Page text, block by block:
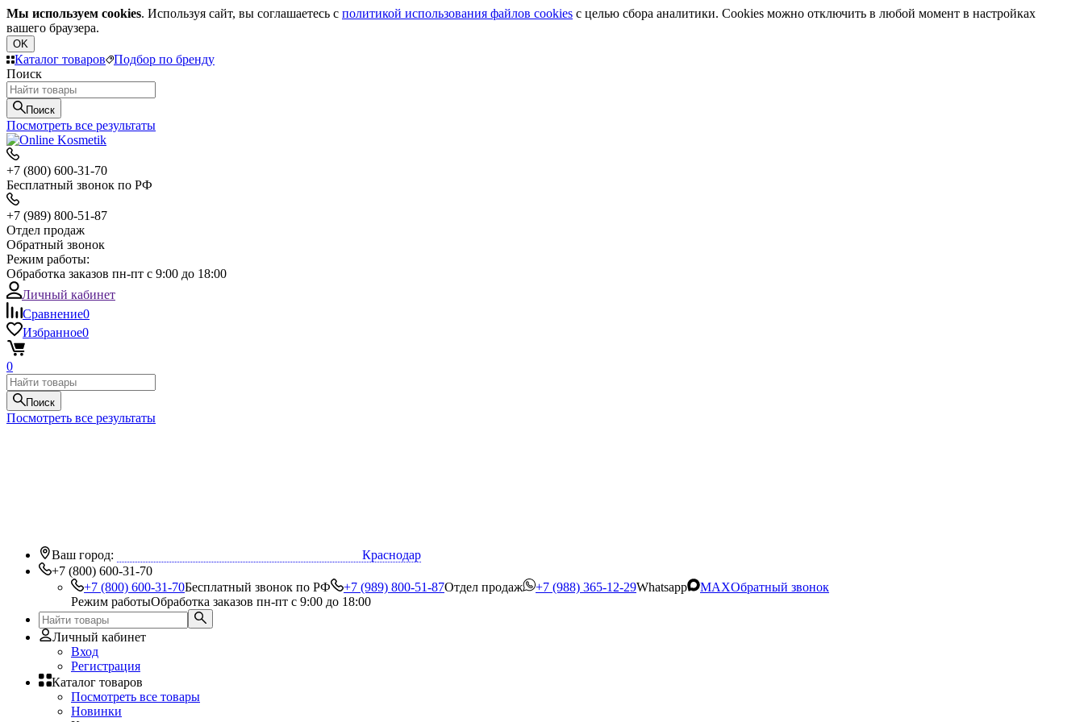
Мы используем cookies. Используя сайт, вы соглашаетесь с политикой использования файлов cookies с целью сбора аналитики. Cookies можно отключить в любой момент в настройках
вашего браузера.
OK
Каталог товаров
Подбор по бренду
Поиск
Поиск
Посмотреть все результаты
+7 (800) 600-31-70
Бесплатный звонок по РФ
+7 (989) 800-51-87
Отдел продаж
Обратный звонок
Режим работы:
Обработка заказов пн-пт с 9:00 до 18:00
Личный кабинет
Сравнение0
Избранное0
0
Поиск
Посмотреть все результаты
Ваш город:
Краснодар
+7 (800) 600-31-70
+7 (800) 600-31-70Бесплатный звонок по РФ +7 (989) 800-51-87Отдел продаж +7 (988) 365-12-29Whatsapp MAXОбратный звонок
Режим работыОбработка заказов пн-пт с 9:00 до 18:00
Личный кабинет
Вход
Регистрация
Каталог товаров
Посмотреть все товары
Новинки